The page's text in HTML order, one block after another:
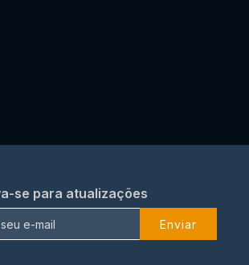
se para atualizações
Enviar